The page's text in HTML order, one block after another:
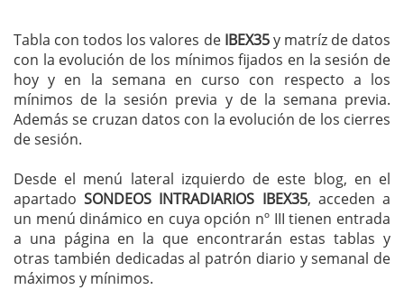
Tabla con todos los valores de IBEX35y matríz de datos
con la evolución de los mínimos fijados en la sesión de
hoy y en la semana en curso con respecto a los
mínimos de la sesión previa y de la semana previa.
Además se cruzan datos con la evolución de los cierres
de sesión.
Desde el menú lateral izquierdo de este blog, en el
apartadoSONDEOS INTRADIARIOS IBEX35, acceden a
un menú dinámico en cuya opción nº III tienen entrada
a una página en la que encontrarán estas tablas y
otras también dedicadas al patrón diario y semanal de
máximos y mínimos.